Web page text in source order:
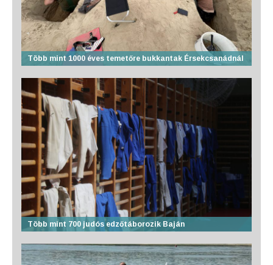
Több mint 1000 éves temetőre bukkantak Érsekcsanádnál
Több mint 700 judós edzőtáborozik Baján